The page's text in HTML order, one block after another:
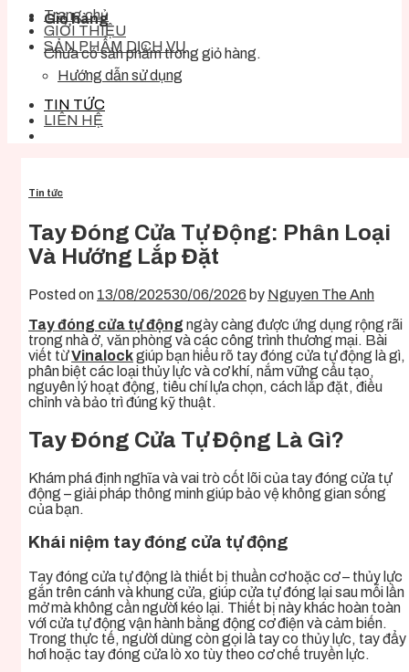
Giỏ hàng
Chưa có sản phẩm trong giỏ hàng.
Trang chủ
GIỚI THIỆU
SẢN PHẨM DỊCH VỤ
Hướng dẫn sử dụng
TIN TỨC
LIÊN HỆ
Tin tức
Tay Đóng Cửa Tự Động: Phân Loại
Và Hướng Lắp Đặt
Posted on 13/08/202530/06/2026 by Nguyen The Anh
Tay đóng cửa tự động ngày càng được ứng dụng rộng rãi
trong nhà ở, văn phòng và các công trình thương mại. Bài
viết từVinalockgiúp bạn hiểu rõ tay đóng cửa tự động là gì,
phân biệt các loại thủy lực và cơ khí, nắm vững cấu tạo,
nguyên lý hoạt động, tiêu chí lựa chọn, cách lắp đặt, điều
chỉnh và bảo trì đúng kỹ thuật.
Tay Đóng Cửa Tự Động Là Gì?
Khám phá định nghĩa và vai trò cốt lõi của tay đóng cửa tự
động – giải pháp thông minh giúp bảo vệ không gian sống
của bạn.
Khái niệm tay đóng cửa tự động
Tay đóng cửa tự động là thiết bị thuần cơ hoặc cơ – thủy lực
gắn trên cánh và khung cửa, giúp cửa tự đóng lại sau mỗi lần
mở mà không cần người kéo lại. Thiết bị này khác hoàn toàn
với cửa tự động vận hành bằng động cơ điện và cảm biến.
Trong thực tế, người dùng còn gọi là tay co thủy lực, tay đẩy
hơi hoặc tay đóng cửa lò xo tùy theo cơ chế truyền lực.